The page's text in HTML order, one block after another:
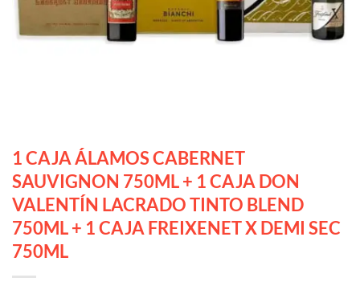
1 CAJA ÁLAMOS CABERNET
SAUVIGNON 750ML + 1 CAJA DON
VALENTÍN LACRADO TINTO BLEND
750ML + 1 CAJA FREIXENET X DEMI SEC
750ML